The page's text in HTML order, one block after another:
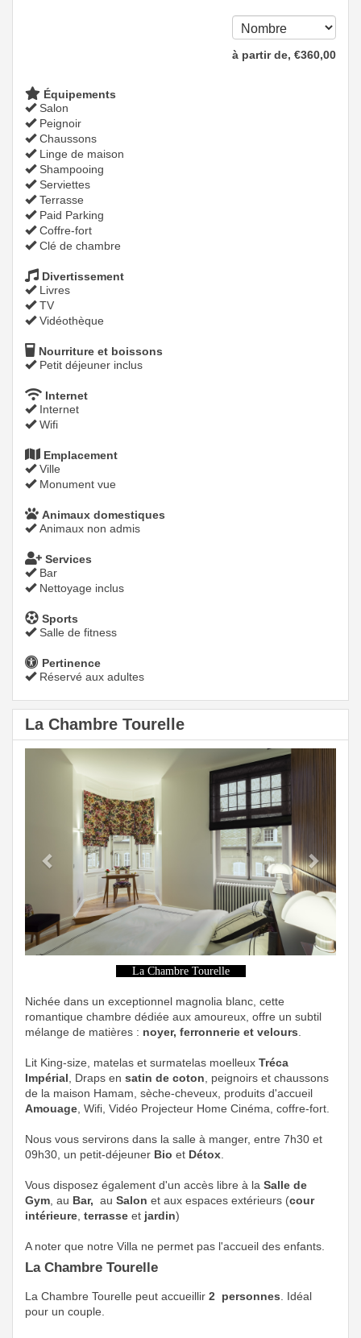
à partir de‚ €360,00
Équipements
Salon
Peignoir
Chaussons
Linge de maison
Shampooing
Serviettes
Terrasse
Paid Parking
Coffre-fort
Clé de chambre
Divertissement
Livres
TV
Vidéothèque
Nourriture et boissons
Petit déjeuner inclus
Internet
Internet
Wifi
Emplacement
Ville
Monument vue
Animaux domestiques
Animaux non admis
Services
Bar
Nettoyage inclus
Sports
Salle de fitness
Pertinence
Réservé aux adultes
La Chambre Tourelle
Previous
La Chambre Tourelle
Nichée dans un exceptionnel magnolia blanc, cette
romantique chambre dédiée aux amoureux, offre un subtil
mélange de matières : noyer, ferronnerie et velours.
Lit King-size, matelas et surmatelas moelleux Tréca
Impérial, Draps en satin de coton, peignoirs et chaussons
de la maison Hamam, sèche-cheveux, produits d'accueil
Amouage, Wifi, Vidéo Projecteur Home Cinéma, coffre-fort.
Nous vous servirons dans la salle à manger, entre 7h30 et
09h30, un petit-déjeuner Bio et Détox.
Vous disposez également d'un accès libre à la Salle de
Gym, au Bar, au Salon et aux espaces extérieurs (cour
intérieure, terrasse et jardin)
A noter que notre Villa ne permet pas l'accueil des enfants.
La Chambre Tourelle
La Chambre Tourelle peut accueillir 2 personnes. Idéal
pour un couple.